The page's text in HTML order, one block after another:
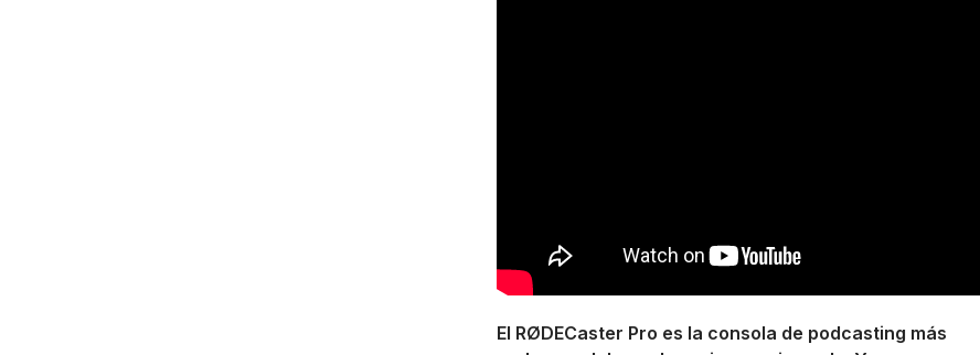
El RØDECaster Pro es la consola de podcasting más